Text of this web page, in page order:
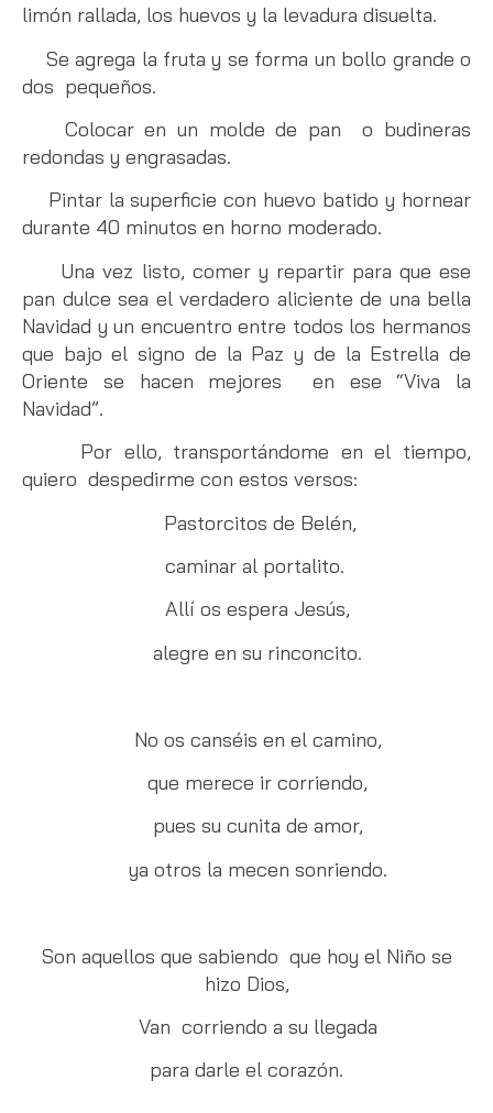
limón rallada, los huevos y la levadura disuelta.
Se agrega la fruta y se forma un bollo grande o
dos pequeños.
Colocar en un molde de pan o budineras
redondas y engrasadas.
Pintar la superficie con huevo batido y hornear
durante 40 minutos en horno moderado.
Una vez listo, comer y repartir para que ese
pan dulce sea el verdadero aliciente de una bella
Navidad y un encuentro entre todos los hermanos
que bajo el signo de la Paz y de la Estrella de
Oriente se hacen mejores en ese “Viva la
Navidad”.
Por ello, transportándome en el tiempo,
quiero despedirme con estos versos:
Pastorcitos de Belén,
caminar al portalito.
Allí os espera Jesús,
alegre en su rinconcito.
No os canséis en el camino,
que merece ir corriendo,
pues su cunita de amor,
ya otros la mecen sonriendo.
Son aquellos que sabiendo que hoy el Niño se
hizo Dios,
Van corriendo a su llegada
para darle el corazón.